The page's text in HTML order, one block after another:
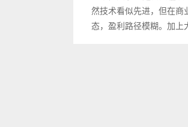
然技术看似先进，但在商
态，盈利路径模糊。加上